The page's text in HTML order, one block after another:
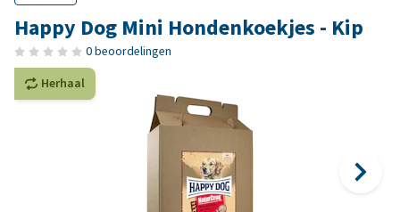
Happy Dog Mini Hondenkoekjes - Kip
0 beoordelingen
Herhaal